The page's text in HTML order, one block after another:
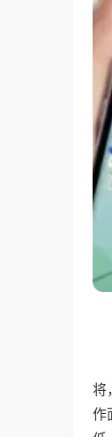
将
作